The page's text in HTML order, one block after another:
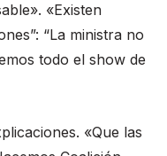
«Existen
“La ministra no
todo el show de
«Que las